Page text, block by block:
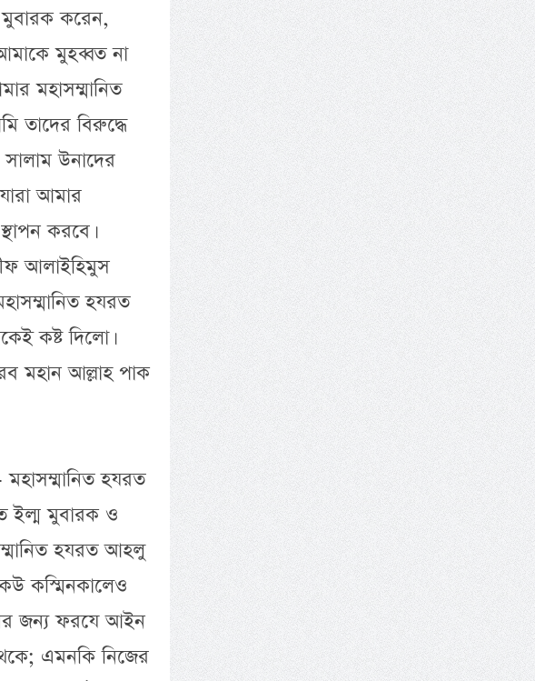
মুবারক করেন,
মুহব্বত না
মহাসম্মানিত
তাদের বিরুদ্ধে
উনাদের
আমার
করবে।
আলাইহিমুস
হযরত
কষ্ট দিলো।
মহান আল্লাহ পাক
হযরত
ইল্ম মুবারক ও
হযরত আহলু
কস্মিনকালেও
জন্য ফরযে আইন
এমনকি নিজের